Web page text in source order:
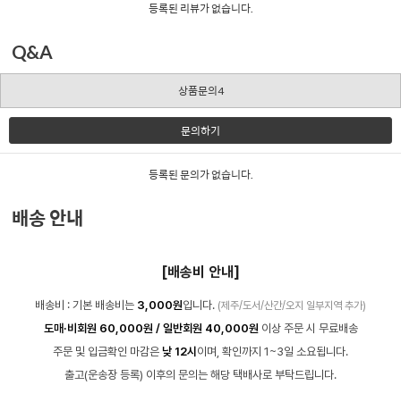
등록된 리뷰가 없습니다.
Q&A
상품문의4
문의하기
등록된 문의가 없습니다.
배송 안내
[배송비 안내]
배송비 : 기본 배송비는 3,000원입니다. (제주/도서/산간/오지 일부지역 추가)
도매·비회원 60,000원 / 일반회원 40,000원 이상 주문 시 무료배송
주문 및 입금확인 마감은 낮 12시이며, 확인까지 1~3일 소요됩니다.
출고(운송장 등록) 이후의 문의는 해당 택배사로 부탁드립니다.